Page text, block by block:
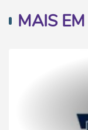
MAIS EM